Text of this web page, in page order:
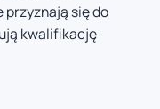
przyznają się do
kwalifikację